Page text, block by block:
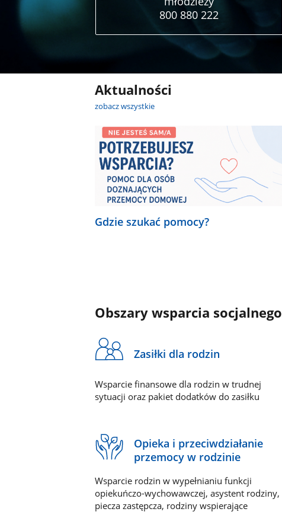
800 880 222
Aktualności
zobacz wszystkie
Gdzie szukać pomocy?
Obszary wsparcia socjalnego
Zasiłki dla rodzin
Wsparcie finansowe dla rodzin w trudnej
sytuacji oraz pakiet dodatków do zasiłku
Opieka i przeciwdziałanie
przemocy w rodzinie
Wsparcie rodzin w wypełnianiu funkcji
opiekuńczo-wychowawczej, asystent rodziny,
piecza zastępcza, rodziny wspierające